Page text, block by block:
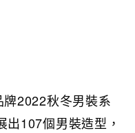
2022秋冬男裝系
107個男裝造型，